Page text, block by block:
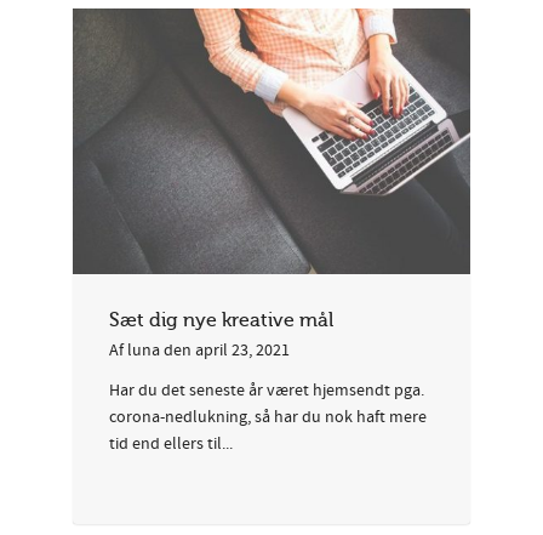
Sæt dig nye kreative mål
Aflunaden april 23, 2021
Har du det seneste år været hjemsendt pga.
corona-nedlukning, så har du nok haft mere
tid end ellers til...